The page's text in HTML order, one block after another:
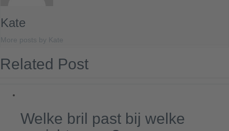
Kate
More posts by Kate
Related Post
Welke bril past bij welke